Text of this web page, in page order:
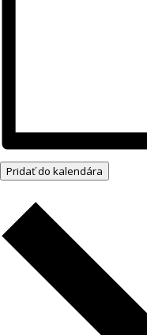
Pridať do kalendára